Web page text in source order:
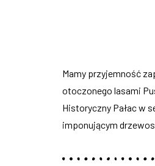
Mamy przyjemność
otoczonego lasami
Historyczny Pałac w
imponującym